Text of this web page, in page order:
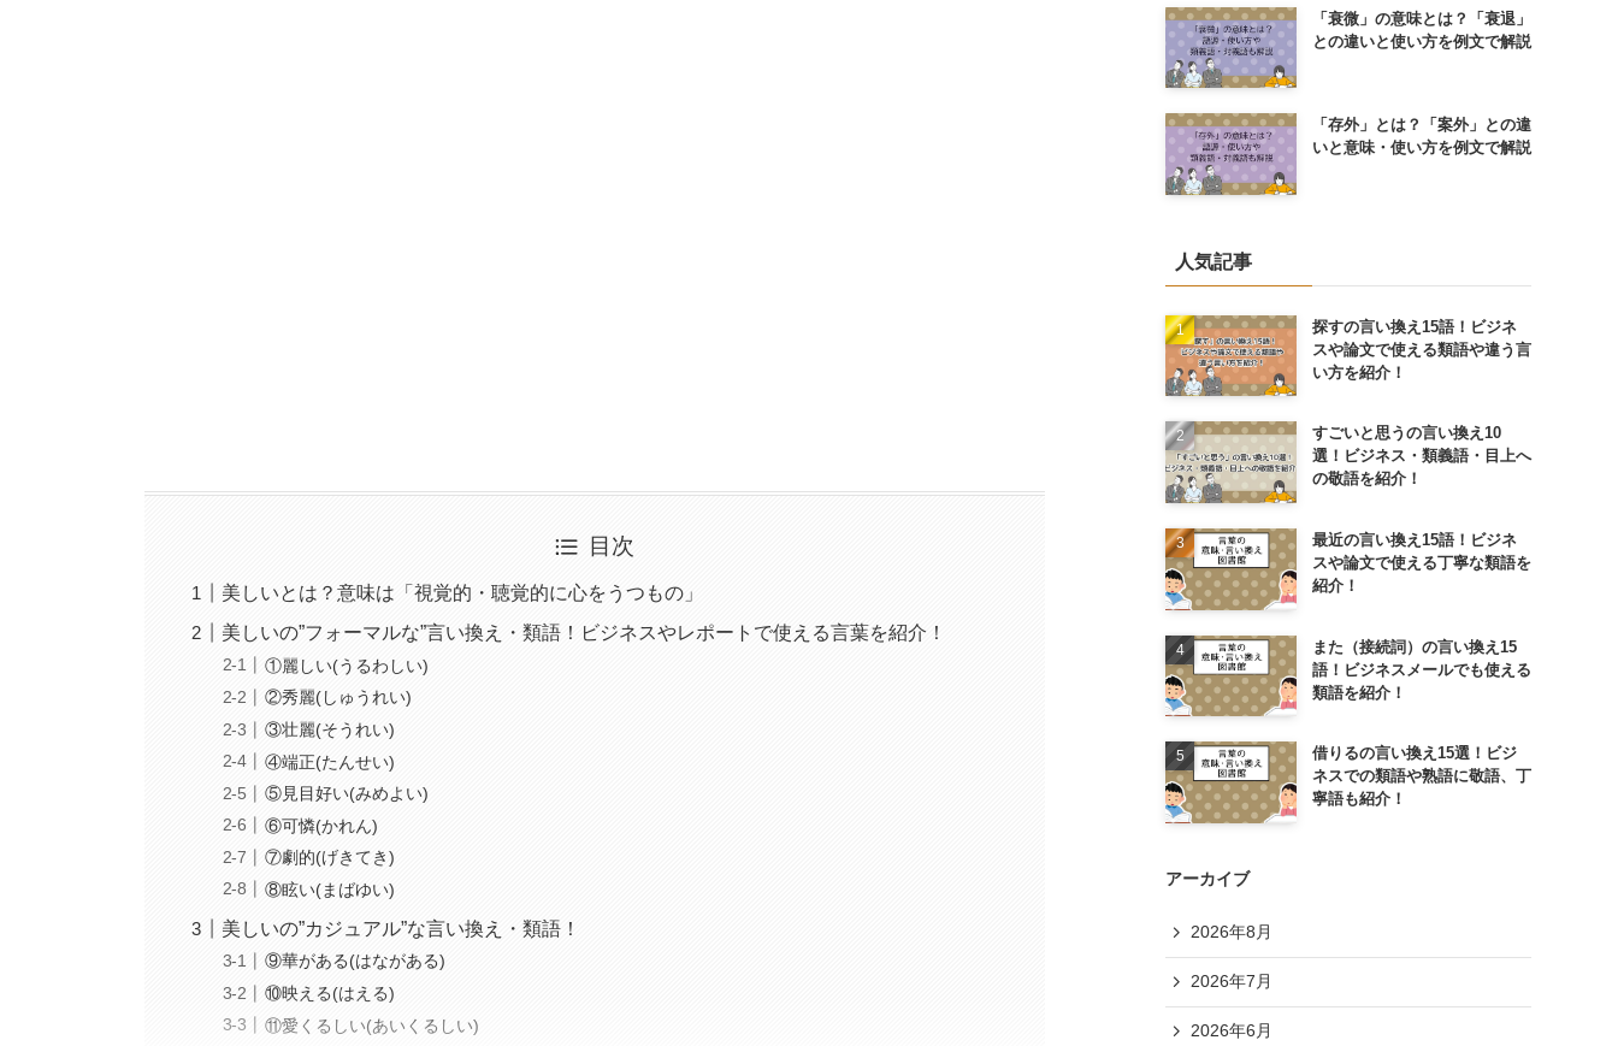
目次
美しいとは？意味は「視覚的・聴覚的に心をうつもの」
美しいの”フォーマルな”言い換え・類語！ビジネスやレポートで使える言葉を紹介！
①麗しい(うるわしい)
②秀麗(しゅうれい)
③壮麗(そうれい)
④端正(たんせい)
⑤見目好い(みめよい)
⑥可憐(かれん)
⑦劇的(げきてき)
⑧眩い(まばゆい)
美しいの”カジュアル”な言い換え・類語！
⑨華がある(はながある)
⑩映える(はえる)
⑪愛くるしい(あいくるしい)
「衰微」の意味とは？「衰退」
との違いと使い方を例文で解説
「存外」とは？「案外」との違
いと意味・使い方を例文で解説
人気記事
探すの言い換え15語！ビジネ
スや論文で使える類語や違う言
い方を紹介！
すごいと思うの言い換え10
選！ビジネス・類義語・目上へ
の敬語を紹介！
最近の言い換え15語！ビジネ
スや論文で使える丁寧な類語を
紹介！
また（接続詞）の言い換え15
語！ビジネスメールでも使える
類語を紹介！
借りるの言い換え15選！ビジ
ネスでの類語や熟語に敬語、丁
寧語も紹介！
アーカイブ
2026年8月
2026年7月
2026年6月